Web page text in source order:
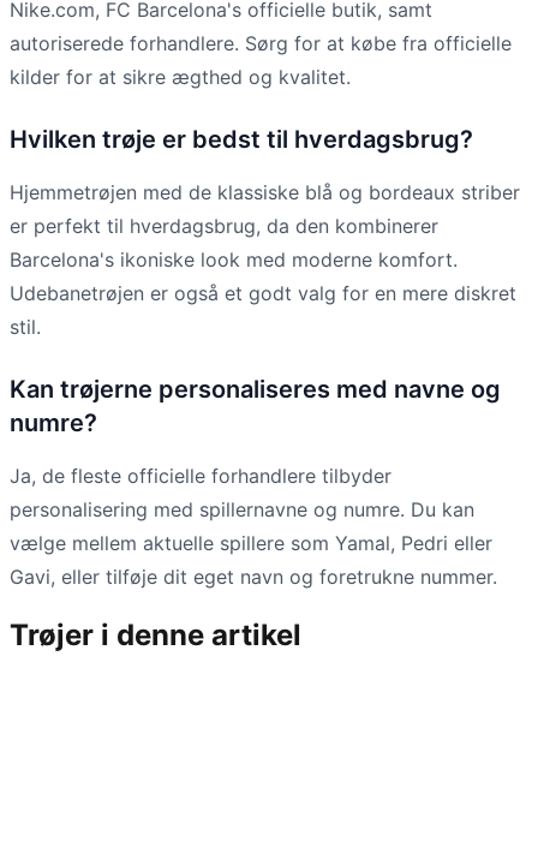
Nike.com, FC Barcelona's officielle butik, samt
autoriserede forhandlere. Sørg for at købe fra officielle
kilder for at sikre ægthed og kvalitet.
Hvilken trøje er bedst til hverdagsbrug?
Hjemmetrøjen med de klassiske blå og bordeaux striber
er perfekt til hverdagsbrug, da den kombinerer
Barcelona's ikoniske look med moderne komfort.
Udebanetrøjen er også et godt valg for en mere diskret
stil.
Kan trøjerne personaliseres med navne og
numre?
Ja, de fleste officielle forhandlere tilbyder
personalisering med spillernavne og numre. Du kan
vælge mellem aktuelle spillere som Yamal, Pedri eller
Gavi, eller tilføje dit eget navn og foretrukne nummer.
Trøjer i denne artikel